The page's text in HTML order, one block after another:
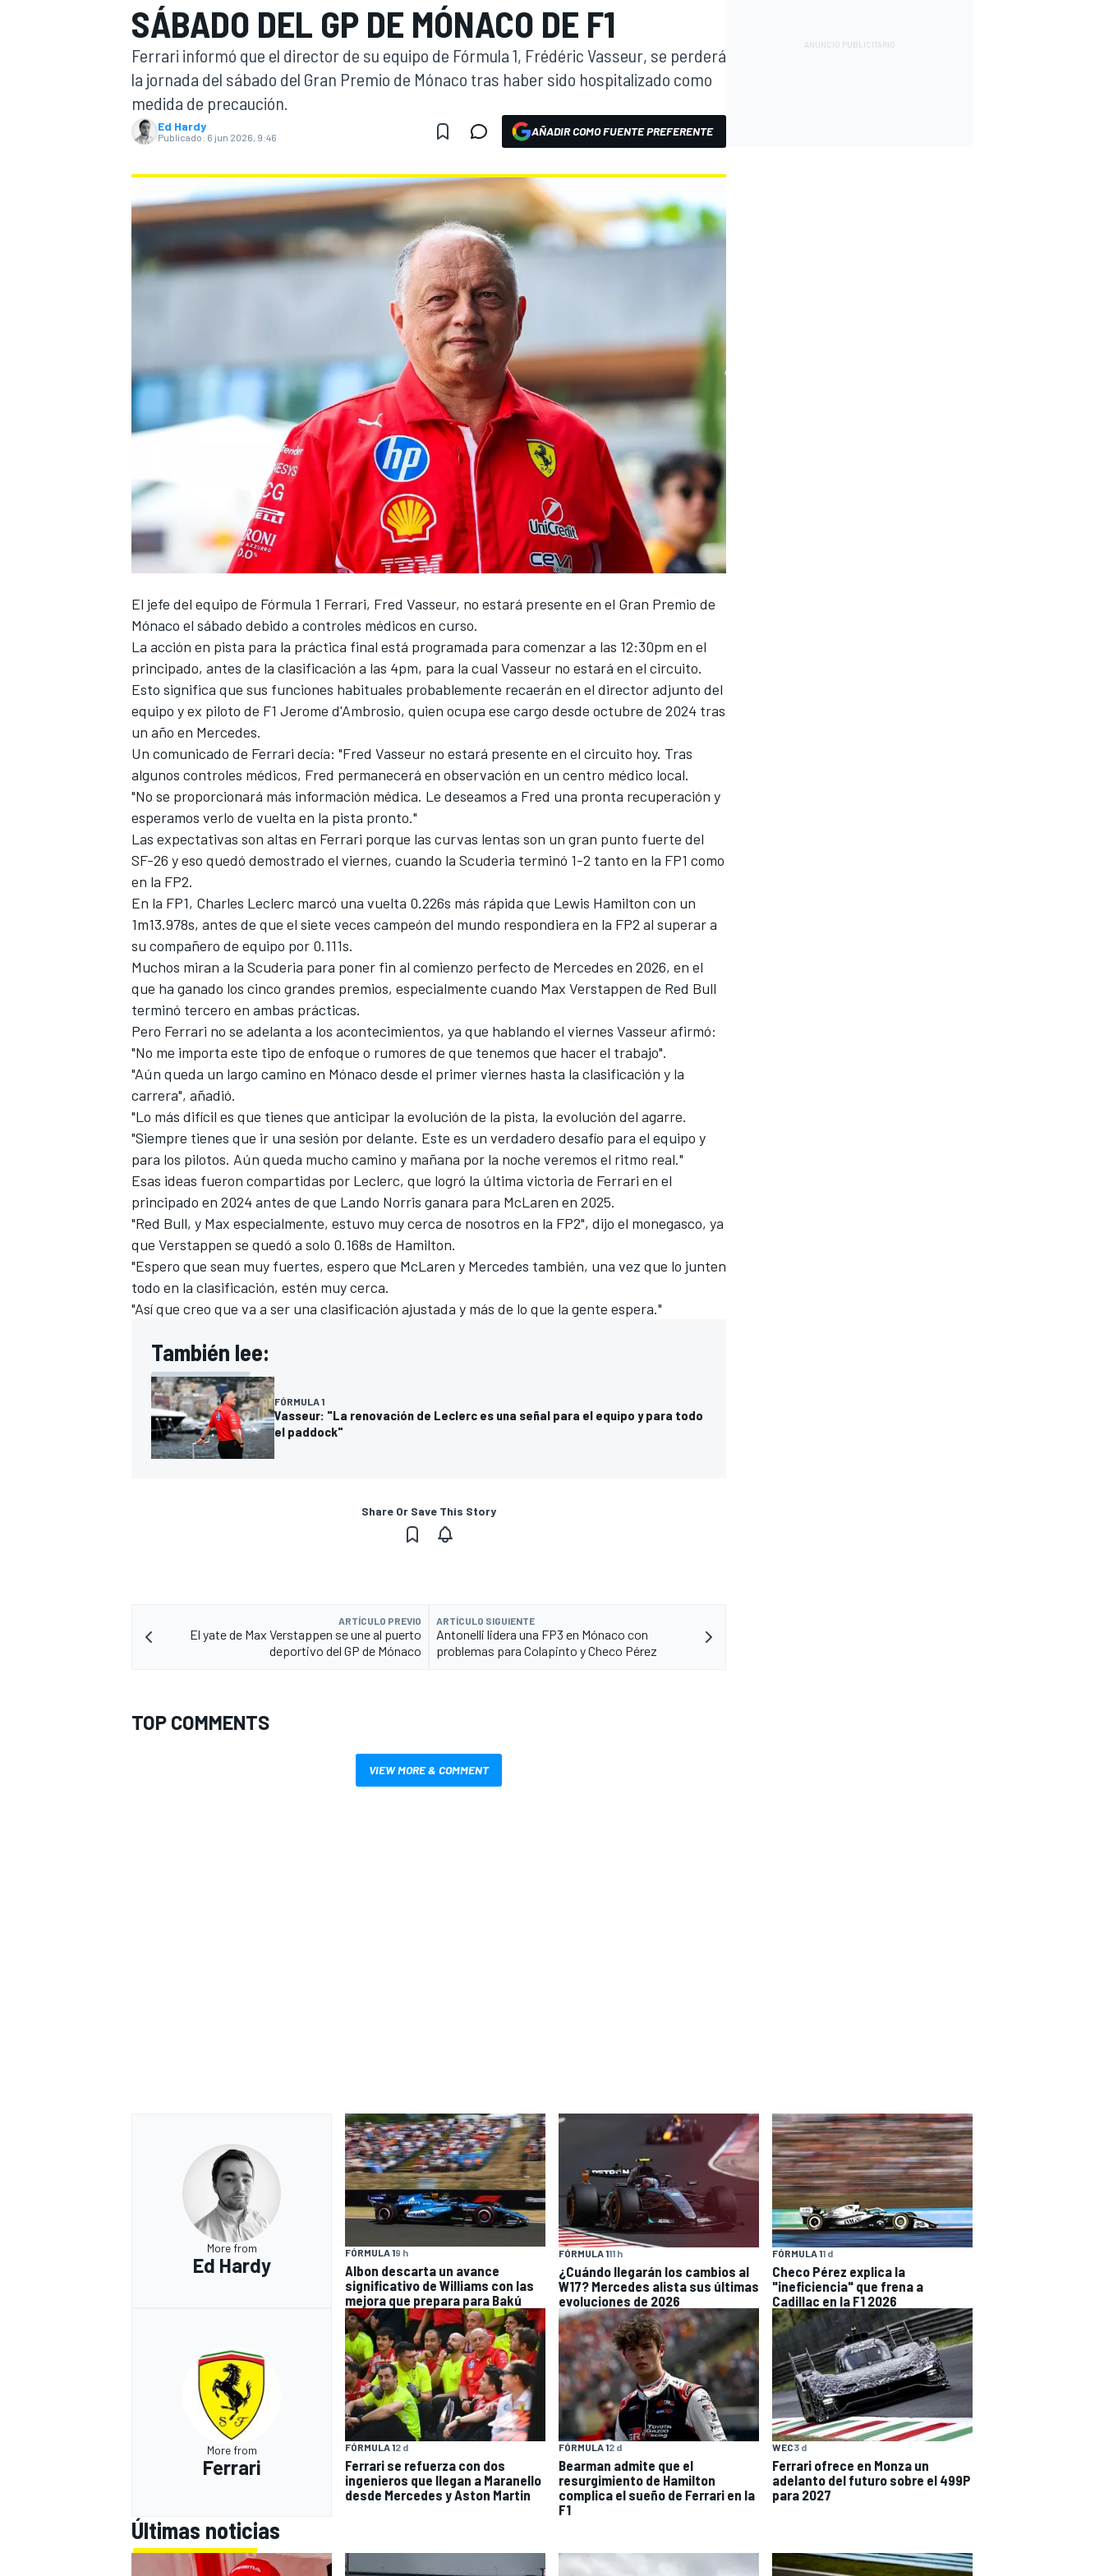
FÓRMULA E MOTO
NASCARINDYCARSPORTSCARRALLYTURISMO
SÁBADO DEL GP DE MÓNACO DE F1
Ferrari informó que el director de su equipo de Fórmula 1, Frédéric Vasseur, se perderá
la jornada del sábado del Gran Premio de Mónaco tras haber sido hospitalizado como
medida de precaución.
Ed Hardy
Publicado: 6 jun 2026, 9:46 AÑADIR COMO FUENTE PREFERENTE
El jefe del equipo de Fórmula 1 Ferrari, Fred Vasseur, no estará presente en el Gran Premio de
Mónaco el sábado debido a controles médicos en curso.
La acción en pista para la práctica final está programada para comenzar a las 12:30pm en el
principado, antes de la clasificación a las 4pm, para la cual Vasseur no estará en el circuito.
Esto significa que sus funciones habituales probablemente recaerán en el director adjunto del
equipo y ex piloto de F1 Jerome d'Ambrosio, quien ocupa ese cargo desde octubre de 2024 tras
un año en Mercedes.
Un comunicado de Ferrari decía: "Fred Vasseur no estará presente en el circuito hoy. Tras
algunos controles médicos, Fred permanecerá en observación en un centro médico local.
"No se proporcionará más información médica. Le deseamos a Fred una pronta recuperación y
esperamos verlo de vuelta en la pista pronto."
Las expectativas son altas en Ferrari porque las curvas lentas son un gran punto fuerte del
SF-26 y eso quedó demostrado el viernes, cuando la Scuderia terminó 1-2 tanto en la FP1 como
en la FP2.
En la FP1, Charles Leclerc marcó una vuelta 0.226s más rápida que Lewis Hamilton con un
1m13.978s, antes de que el siete veces campeón del mundo respondiera en la FP2 al superar a
su compañero de equipo por 0.111s.
Muchos miran a la Scuderia para poner fin al comienzo perfecto de Mercedes en 2026, en el
que ha ganado los cinco grandes premios, especialmente cuando Max Verstappen de Red Bull
terminó tercero en ambas prácticas.
Pero Ferrari no se adelanta a los acontecimientos, ya que hablando el viernes Vasseur afirmó:
"No me importa este tipo de enfoque o rumores de que tenemos que hacer el trabajo".
"Aún queda un largo camino en Mónaco desde el primer viernes hasta la clasificación y la
carrera", añadió.
"Lo más difícil es que tienes que anticipar la evolución de la pista, la evolución del agarre.
"Siempre tienes que ir una sesión por delante. Este es un verdadero desafío para el equipo y
para los pilotos. Aún queda mucho camino y mañana por la noche veremos el ritmo real."
Esas ideas fueron compartidas por Leclerc, que logró la última victoria de Ferrari en el
principado en 2024 antes de que Lando Norris ganara para McLaren en 2025.
"Red Bull, y Max especialmente, estuvo muy cerca de nosotros en la FP2", dijo el monegasco, ya
que Verstappen se quedó a solo 0.168s de Hamilton.
"Espero que sean muy fuertes, espero que McLaren y Mercedes también, una vez que lo junten
todo en la clasificación, estén muy cerca.
"Así que creo que va a ser una clasificación ajustada y más de lo que la gente espera."
También lee:
FÓRMULA 1
Vasseur: "La renovación de Leclerc es una señal para el equipo y para todo
el paddock"
Share Or Save This Story
ARTÍCULO PREVIO
El yate de Max Verstappen se une al puerto
deportivo del GP de Mónaco
ARTÍCULO SIGUIENTE
Antonelli lidera una FP3 en Mónaco con
problemas para Colapinto y Checo Pérez
TOP COMMENTS
VIEW MORE & COMMENT
More from
Ed Hardy
FÓRMULA 19 h
Albon descarta un avance
significativo de Williams con las
mejora que prepara para Bakú
FÓRMULA 111 h
¿Cuándo llegarán los cambios al
W17? Mercedes alista sus últimas
evoluciones de 2026
FÓRMULA 11 d
Checo Pérez explica la
"ineficiencia" que frena a
Cadillac en la F1 2026
More from
Ferrari
FÓRMULA 12 d
Ferrari se refuerza con dos
ingenieros que llegan a Maranello
desde Mercedes y Aston Martin
FÓRMULA 12 d
Bearman admite que el
resurgimiento de Hamilton
complica el sueño de Ferrari en la
F1
WEC3 d
Ferrari ofrece en Monza un
adelanto del futuro sobre el 499P
para 2027
Últimas noticias